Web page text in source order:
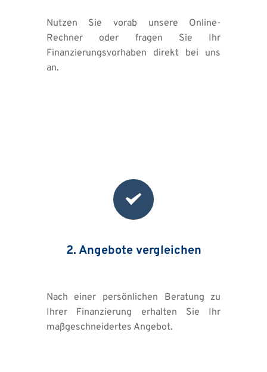
Nutzen Sie vorab unsere Online-
Rechner oder fragen Sie Ihr
Finanzierungsvorhaben direkt bei uns
an.
2. Angebote vergleichen
Nach einer persönlichen Beratung zu
Ihrer Finanzierung erhalten Sie Ihr
maßgeschneidertes Angebot.